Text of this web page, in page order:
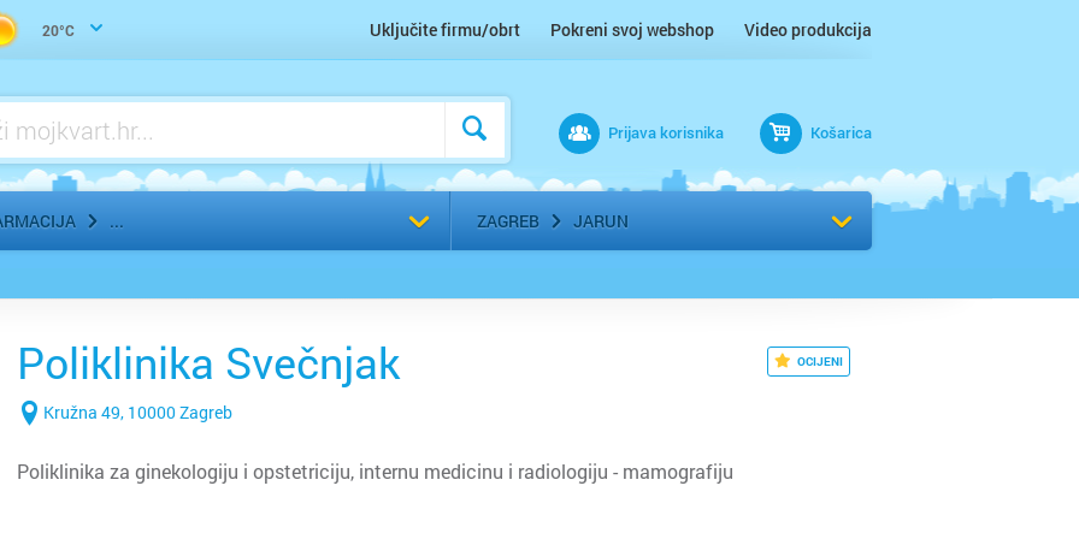
20°C Uključite firmu/obrt Pokreni svoj webshop Video produkcija
Prijava korisnika Košarica
Urologija
Zubar, Stomatolog
ZAGREB JARUN
Odaberi grad
OCIJENI
Poliklinika Svečnjak
Kružna 49, 10000 Zagreb
Poliklinika za ginekologiju i opstetriciju, internu medicinu i radiologiju - mamografiju